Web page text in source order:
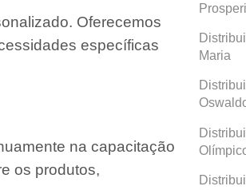
Oferecemos
específicas
na capacitação
os produtos,
Maria